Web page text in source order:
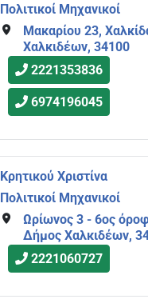
Πολιτικοί Μηχανικοί
Μακαρίου 23,
Χαλκιδέων, 34100
2221353836
6974196045
Κρητικού Χριστίνα
Πολιτικοί Μηχανικοί
Ωρίωνος 3 - 6ος
Δήμος Χαλκιδέων,
2221060727